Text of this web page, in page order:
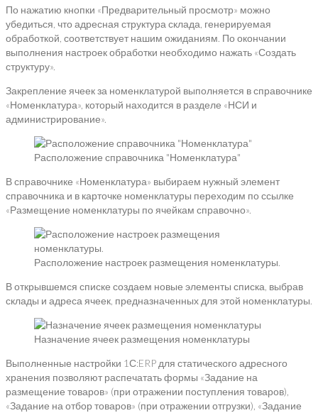
По нажатию кнопки «Предварительный просмотр» можно
убедиться, что адресная структура склада, генерируемая
обработкой, соответствует нашим ожиданиям. По окончании
выполнения настроек обработки необходимо нажать «Создать
структуру».
Закрепление ячеек за номенклатурой выполняется в справочнике
«Номенклатура», который находится в разделе «НСИ и
администрирование».
Расположение справочника "Номенклатура"
В справочнике «Номенклатура» выбираем нужный элемент
справочника и в карточке номенклатуры переходим по ссылке
«Размещение номенклатуры по ячейкам справочно».
Расположение настроек размещения номенклатуры.
В открывшемся списке создаем новые элементы списка, выбрав
склады и адреса ячеек, предназначенных для этой номенклатуры.
Назначение ячеек размещения номенклатуры
Выполненные настройки 1С:ERP для статического адресного
хранения позволяют распечатать формы «Задание на
размещение товаров» (при отражении поступления товаров),
«Задание на отбор товаров» (при отражении отгрузки), «Задание